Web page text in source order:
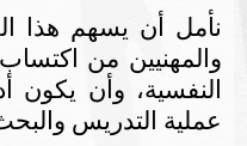
نأمل أن يسهم هذا
والمهنيين من
النفسية، وأن يكون
عملية التدريس